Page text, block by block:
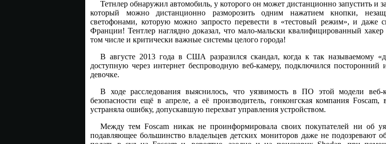
Тетнлер обнаружил автомобиль, у которого он может дистанционно запустить и
который можно дистанционно разморозить одним нажатием кнопки,
светофонами, которую можно запросто перевести в «тестовый режим», и даже
Франции! Тентлер наглядно доказал, что мало-мальски квалифицированный
том числе и критически важные системы целого города!
В августе 2013 года в США разразился скандал, когда к так называемому
доступную через интернет беспроводную веб-камеру, подключился посторонний
девочке.
В ходе расследования выяснилось, что уязвимость в ПО этой модели
безопасности ещё в апреле, а её производитель, гонконгская компания
устраняла ошибку, допускавшую перехват управления устройством.
Между тем Foscam никак не проинформировала своих покупателей ни об
подавляющее большинство владельцев детских мониторов даже не подозревают